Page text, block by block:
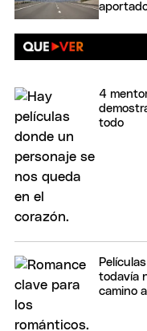
4
todo
todavía
camino